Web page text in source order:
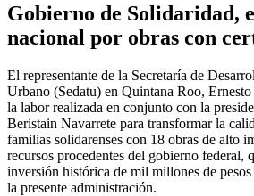
Gobierno de Solidaridad,
nacional por obras con
El representante de la Secretaría de
Urbano (Sedatu) en Quintana Roo,
la labor realizada en conjunto con la
Beristain Navarrete para transformar la
familias solidarenses con 18 obras de alto
recursos procedentes del gobierno federal,
inversión histórica de mil millones de
la presente administración.